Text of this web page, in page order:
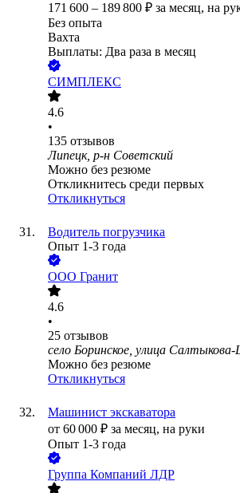
171 600 – 189 800 ₽ за месяц, на
Без опыта
Вахта
Выплаты: Два раза в месяц
СИМПЛЕКС
4.6
•
135 отзывов
Липецк, р-н Советский
Можно без резюме
Откликнитесь среди первых
Откликнуться
Водитель погрузчика
Опыт 1-3 года
ООО Гранит
4.6
•
25 отзывов
село Боринское, улица
Можно без резюме
Откликнуться
Машинист экскаватора
от 60 000 ₽ за месяц, на руки
Опыт 1-3 года
Группа Компаний ЛДР